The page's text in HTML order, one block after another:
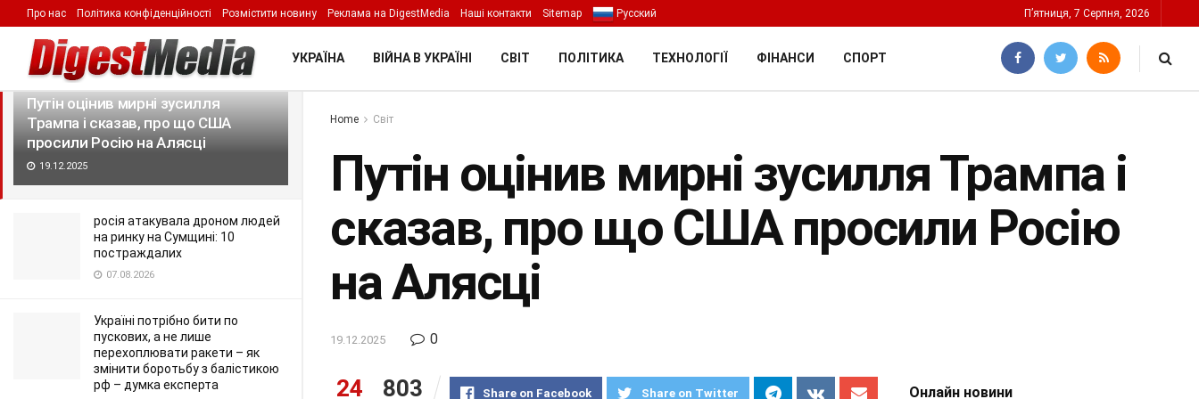
LATEST TRENDING Filter
Путін оцінив мирні зусилля
Трампа і сказав, про що США
просили Росію на Алясці
19.12.2025
росія атакувала дроном людей
на ринку на Сумщині: 10
постраждалих
07.08.2026
Україні потрібно бити по
пускових, а не лише
перехоплювати ракети – як
змінити боротьбу з балістикою
рф – думка експерта
Про нас Політика конфіденційності Розмістити новину Реклама на DigestMedia Наші контакти Sitemap Русский П’ятниця, 7 Серпня, 2026
УКРАЇНА ВІЙНА В УКРАЇНІ СВІТ ПОЛІТИКА ТЕХНОЛОГІЇ ФІНАНСИ СПОРТ
Home Світ
Путін оцінив мирні зусилля Трампа і
сказав, про що США просили Росію
на Алясці
19.12.2025 0
24 803 Share on Facebook Share on Twitter Онлайн новини